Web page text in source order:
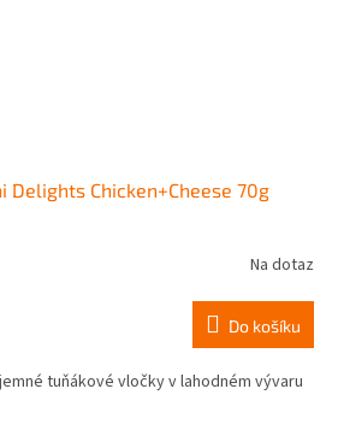
Delights Chicken+Cheese 70g
Na dotaz
Do košíku
tuňákové vločky v lahodném vývaru